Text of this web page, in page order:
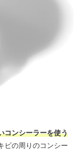
コンシーラーを使う
ビの周りのコンシー